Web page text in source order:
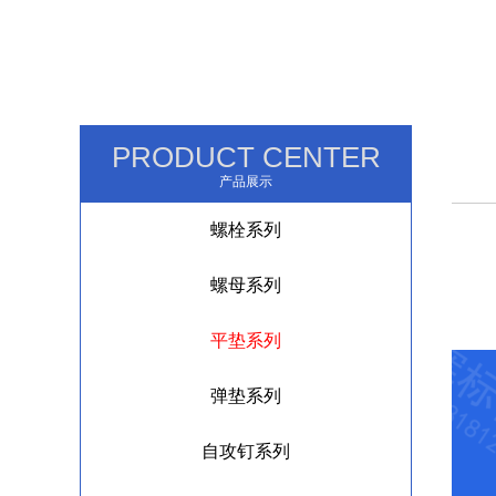
PRODUCT CENTER
产品展示
螺栓系列
螺母系列
平垫系列
弹垫系列
自攻钉系列